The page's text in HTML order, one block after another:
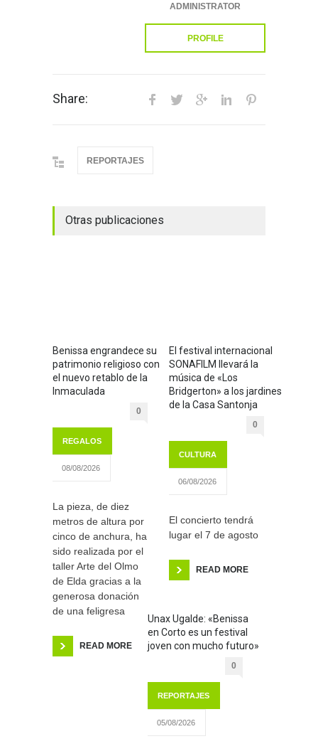
ADMINISTRATOR
PROFILE
Share:
REPORTAJES
Otras publicaciones
Benissa engrandece su
patrimonio religioso con
el nuevo retablo de la
Inmaculada
0
REGALOS
08/08/2026
La pieza, de diez
metros de altura por
cinco de anchura, ha
sido realizada por el
taller Arte del Olmo
de Elda gracias a la
generosa donación
de una feligresa
READ MORE
El festival internacional
SONAFILM llevará la
música de «Los
Bridgerton» a los jardines
de la Casa Santonja
0
CULTURA
06/08/2026
El concierto tendrá
lugar el 7 de agosto
READ MORE
Unax Ugalde: «Benissa
en Corto es un festival
joven con mucho futuro»
0
REPORTAJES
05/08/2026